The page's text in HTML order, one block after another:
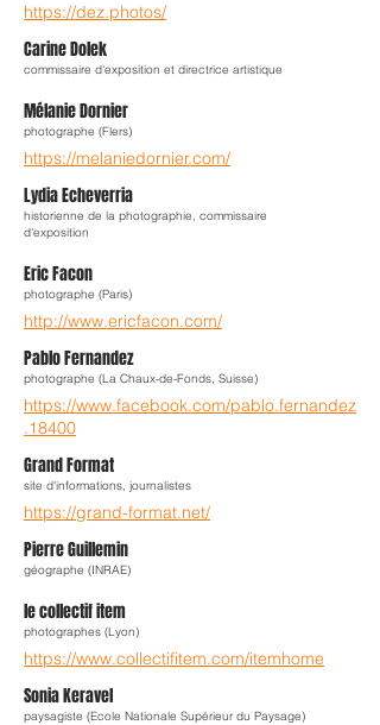
https://dez.photos/
Carine Dolek
commissaire d'exposition et directrice artistique
Mélanie Dornier
photographe (Flers)
https://melaniedornier.com/
Lydia Echeverria
historienne de la photographie, commissaire
d'exposition
Eric Facon
photographe (Paris)
http://www.ericfacon.com/
Pablo Fernandez
photographe (La Chaux-de-Fonds, Suisse)
https://www.facebook.com/pablo.fernandez
.18400
Grand Format
site d'informations, journalistes
https://grand-format.net/
Pierre Guillemin
géographe (INRAE)
le collectif item
photographes (Lyon)
https://www.collectifitem.com/itemhome
Sonia Keravel
paysagiste (Ecole Nationale Supérieur du Paysage)